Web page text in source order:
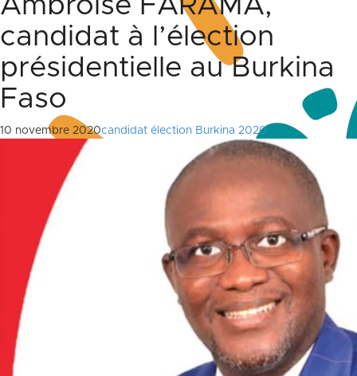
candidat à l’élection
présidentielle au Burkina
Faso
10 novembre 2020candidat élection Burkina 2020